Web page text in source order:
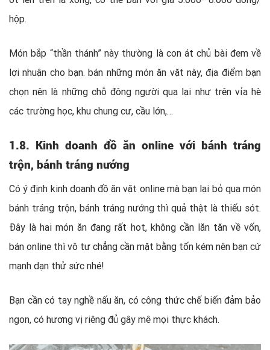
hộp.
Món bắp “thần thánh” này thường là con át chủ bài đem về
lợi nhuận cho bạn. bán những món ăn vặt này, địa điểm bạn
chọn nên là những chỗ đông người qua lại như trên vỉa hè
các trường học, khu chung cư, cầu lớn,…
1.8. Kinh doanh đồ ăn online với bánh tráng
trộn, bánh tráng nướng
Có ý định kinh doanh đồ ăn vặt online mà bạn lại bỏ qua món
bánh tráng trộn, bánh tráng nướng thì quả thật là thiếu sót.
Đây là hai món ăn đang rất hot, không cần lăn tăn về vốn,
bán online thì vô tư chẳng cần mặt bằng tốn kém nên bạn cứ
mạnh dạn thử sức nhé!
Bạn cần có tay nghề nấu ăn, có công thức chế biến đảm bảo
ngon, có hương vị riêng đủ gây mê mọi thực khách.